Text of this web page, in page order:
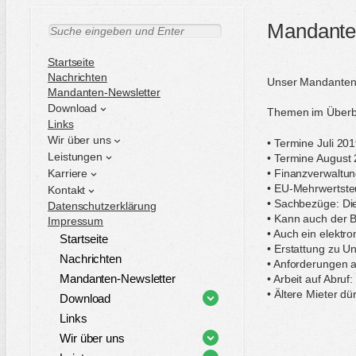
S
c
h
e
n
Startseite
Nachrichten
Mandanten-Newsletter
Download
Links
Wir über uns
Leistungen
Karriere
Kontakt
Datenschutzerklärung
Impressum
Startseite
Nachrichten
Mandanten-Newsletter
Download
Links
Wir über uns
Unser
Themen im
• Termine Juli
• Termine August
•
• EU-
• Sachbezüge:
• Kann auch der
• Auch ein
• Erstattung zu
• Anforderungen
• Arbeit auf
• Ältere Mieter